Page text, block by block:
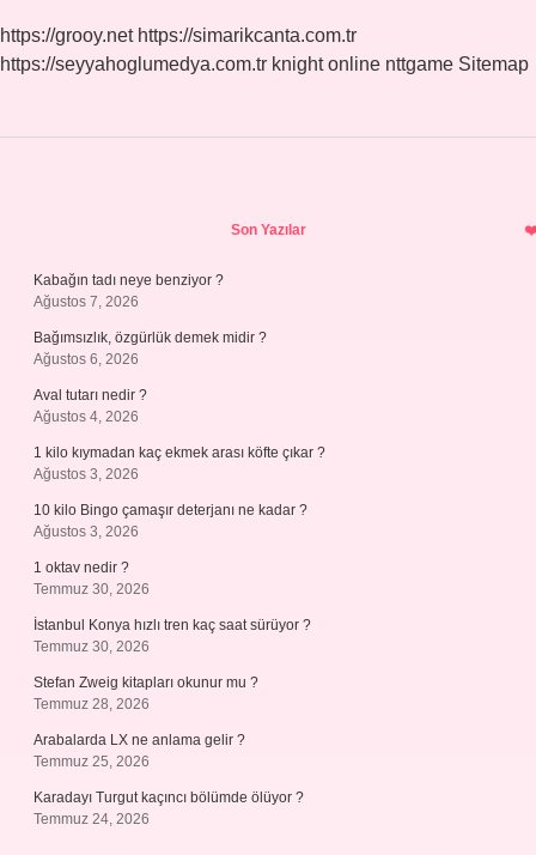
https://grooy.net https://simarikcanta.com.tr
https://seyyahoglumedya.com.tr knight online nttgame Sitemap
Son Yazılar
Kabağın tadı neye benziyor ?
Ağustos 7, 2026
Bağımsızlık, özgürlük demek midir ?
Ağustos 6, 2026
Aval tutarı nedir ?
Ağustos 4, 2026
1 kilo kıymadan kaç ekmek arası köfte çıkar ?
Ağustos 3, 2026
10 kilo Bingo çamaşır deterjanı ne kadar ?
Ağustos 3, 2026
1 oktav nedir ?
Temmuz 30, 2026
İstanbul Konya hızlı tren kaç saat sürüyor ?
Temmuz 30, 2026
Stefan Zweig kitapları okunur mu ?
Temmuz 28, 2026
Arabalarda LX ne anlama gelir ?
Temmuz 25, 2026
Karadayı Turgut kaçıncı bölümde ölüyor ?
Temmuz 24, 2026